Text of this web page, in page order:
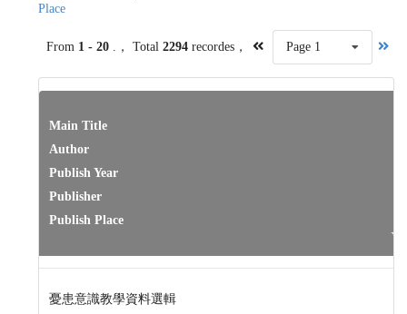
Place
From 1 - 20 .， Total 2294recordes， Page 1
Main Title
Author
Publish Year
Publisher
Publish Place
憂患意識教學資料選輯